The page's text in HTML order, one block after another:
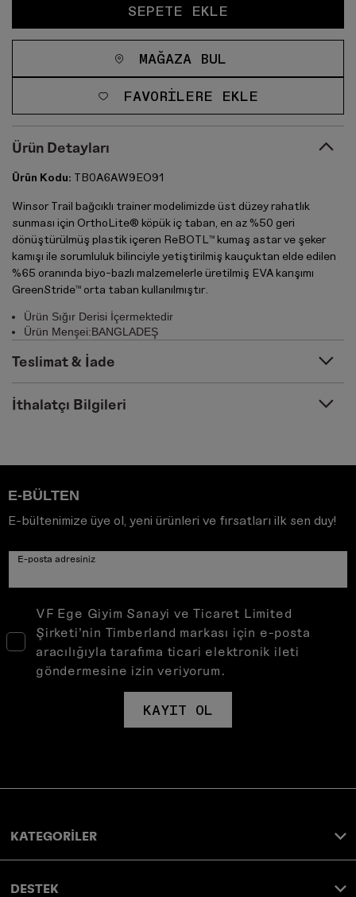
SEPETE EKLE
MAĞAZA BUL
FAVORILERE EKLE
Ürün Detayları
Ürün Kodu: TB0A6AW9EO91
Winsor Trail bağcıklı trainer modelimizde üst düzey rahatlık
sunması için OrthoLite® köpük iç taban, en az %50 geri
dönüştürülmüş plastik içeren ReBOTL™ kumaş astar ve şeker
kamışı ile sorumluluk bilinciyle yetiştirilmiş kauçuktan elde edilen
%65 oranında biyo-bazlı malzemelerle üretilmiş EVA karışımı
GreenStride™ orta taban kullanılmıştır.
Ürün Sığır Derisi İçermektedir
Ürün Menşei:BANGLADEŞ
Teslimat & İade
İthalatçı Bilgileri
E-BÜLTEN
E-bültenimize üye ol, yeni ürünleri ve fırsatları ilk sen duy!
E-posta adresiniz
VF Ege Giyim Sanayi ve Ticaret Limited
Şirketi’nin Timberland markası için e-posta
aracılığıyla tarafıma ticari elektronik ileti
göndermesine izin veriyorum.
KAYIT OL
KATEGORİLER
DESTEK